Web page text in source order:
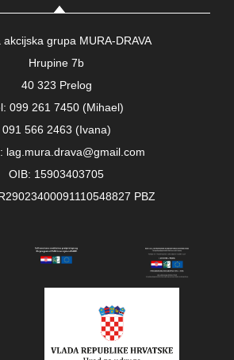
akcijska grupa MURA-DRAVA
Hrupine 7b
40 323 Prelog
099 261 7450 (Mihael)
091 566 2463 (Ivana)
lag.mura.drava@gmail.com
OIB: 15903403705
PBZ